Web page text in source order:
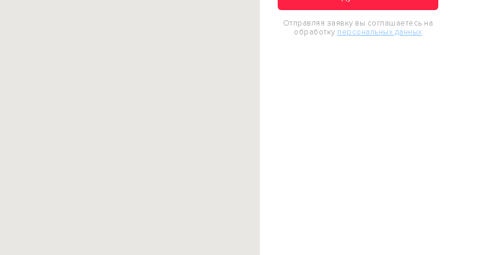
Отправляя заявку вы соглашаетесь на
обработку персональных данных